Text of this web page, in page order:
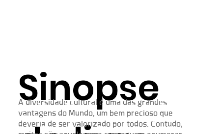
Sinopse
A diversidade cultural é uma das grandes
vantagens do Mundo, um bem precioso que
deveria de ser valorizado por todos. Contudo,